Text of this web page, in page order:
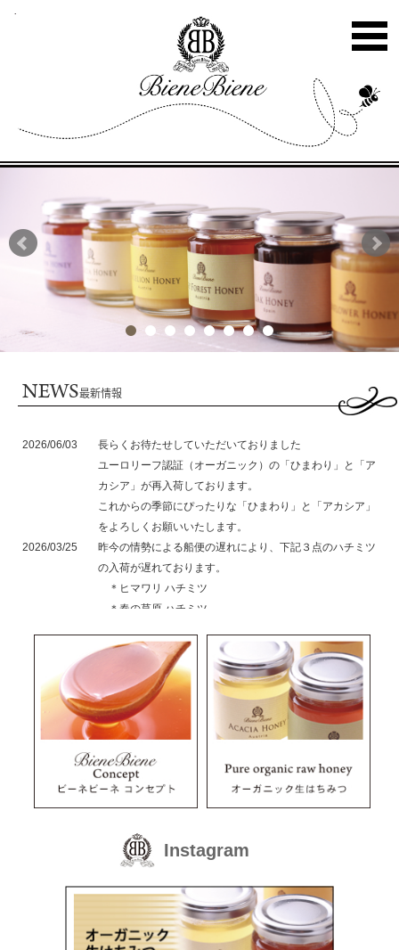
NEWS最新情報
2026/06/03
長らくお待たせしていただいておりました
ユーロリーフ認証（オーガニック）の「ひまわり」と「ア
カシア」が再入荷しております。
これからの季節にぴったりな「ひまわり」と「アカシア」
をよろしくお願いいたします。
2026/03/25
昨今の情勢による船便の遅れにより、下記３点のハチミツ
の入荷が遅れております。
＊ヒマワリ ハチミツ
＊春の草原 ハチミツ
さらに下記２点のハチミツは前年度の不作により、本年度
は欠品となります。
＊オーク 甘露蜜
＊ローズマリー ハチミツ
これらの欠品により、お客様には大変ご迷惑をお掛けする
ことになり大変申し訳ございません。
昨今の原材料費や物流コストの高騰など、予測をはるかに
超える諸物価の値上がりを受け、
ていただきたく存じます。
弊社でもさまざまな対策を講じ価格維持に努めてまいりま
したが、とうとう現行の価格体系を維持するのが困難な状
Instagram